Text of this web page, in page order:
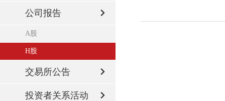
公司报告
A股
H股
交易所公告
投资者关系活动